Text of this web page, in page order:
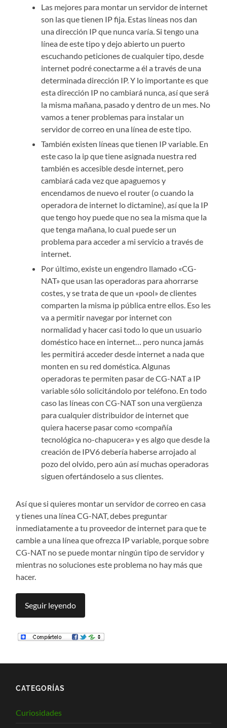
Las mejores para montar un servidor de internet
son las que tienen IP fija. Estas líneas nos dan
una dirección IP que nunca varía. Si tengo una
línea de este tipo y dejo abierto un puerto
escuchando peticiones de cualquier tipo, desde
internet podré conectarme a él a través de una
determinada dirección IP. Y lo importante es que
esta dirección IP no cambiará nunca, así que será
la misma mañana, pasado y dentro de un mes. No
vamos a tener problemas para instalar un
servidor de correo en una línea de este tipo.
También existen líneas que tienen IP variable. En
este caso la ip que tiene asignada nuestra red
también es accesible desde internet, pero
cambiará cada vez que apaguemos y
encendamos de nuevo el router (o cuando la
operadora de internet lo dictamine), así que la IP
que tengo hoy puede que no sea la misma que la
que tenga mañana, lo cual puede ser un
problema para acceder a mi servicio a través de
internet.
Por último, existe un engendro llamado «CG-
NAT» que usan las operadoras para ahorrarse
costes, y se trata de que un «pool» de clientes
comparten la misma ip pública entre ellos. Eso les
va a permitir navegar por internet con
normalidad y hacer casi todo lo que un usuario
doméstico hace en internet… pero nunca jamás
les permitirá acceder desde internet a nada que
monten en su red doméstica. Algunas
operadoras te permiten pasar de CG-NAT a IP
variable sólo solicitándolo por teléfono. En todo
caso las líneas con CG-NAT son una vergüenza
para cualquier distribuidor de internet que
quiera hacerse pasar como «compañía
tecnológica no-chapucera» y es algo que desde la
creación de IPV6 debería haberse arrojado al
pozo del olvido, pero aún así muchas operadoras
siguen ofertándoselo a sus clientes.
Así que si quieres montar un servidor de correo en casa
y tienes una línea CG-NAT, debes preguntar
inmediatamente a tu proveedor de internet para que te
cambie a una línea que ofrezca IP variable, porque sobre
CG-NAT no se puede montar ningún tipo de servidor y
mientras no soluciones este problema no hay más que
hacer.
Seguir leyendo
CATEGORÍAS
Curiosidades